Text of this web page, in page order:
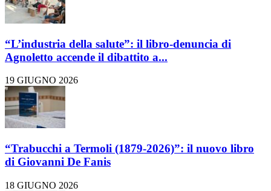
“L’industria della salute”: il libro-denuncia di
Agnoletto accende il dibattito a...
19 GIUGNO 2026
“Trabucchi a Termoli (1879-2026)”: il nuovo libro
di Giovanni De Fanis
18 GIUGNO 2026